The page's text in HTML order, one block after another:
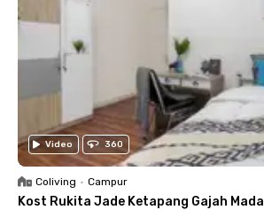
Video 360
Coliving • Campur
Kost Rukita Jade Ketapang Gajah Mada